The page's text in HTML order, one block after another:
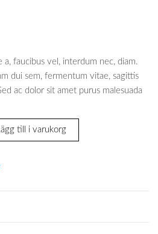
a, faucibus vel, interdum nec, diam.
dui sem, fermentum vitae, sagittis
ac dolor sit amet purus malesuada
till i varukorg